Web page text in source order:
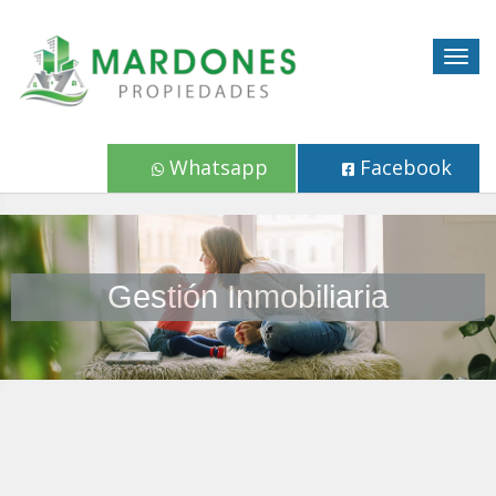
Facebook
Whatsapp
Gestión Inmobiliaria